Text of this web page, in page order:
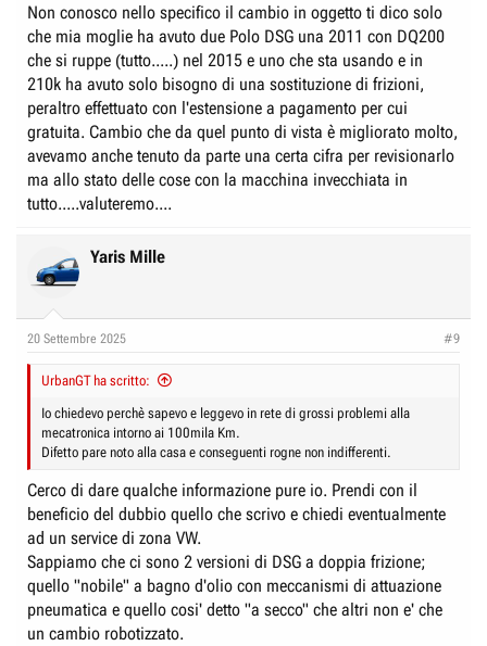
Non conosco nello specifico il cambio in oggetto ti dico solo
che mia moglie ha avuto due Polo DSG una 2011 con DQ200
che si ruppe (tutto.....) nel 2015 e uno che sta usando e in
210k ha avuto solo bisogno di una sostituzione di frizioni,
peraltro effettuato con l'estensione a pagamento per cui
gratuita. Cambio che da quel punto di vista è migliorato molto,
avevamo anche tenuto da parte una certa cifra per revisionarlo
ma allo stato delle cose con la macchina invecchiata in
tutto.....valuteremo....
Yaris Mille
20 Settembre 2025 #9
UrbanGT ha scritto:
Io chiedevo perchè sapevo e leggevo in rete di grossi problemi alla
mecatronica intorno ai 100mila Km.
Difetto pare noto alla casa e conseguenti rogne non indifferenti.
Cerco di dare qualche informazione pure io. Prendi con il
beneficio del dubbio quello che scrivo e chiedi eventualmente
ad un service di zona VW.
Sappiamo che ci sono 2 versioni di DSG a doppia frizione;
quello "nobile" a bagno d'olio con meccanismi di attuazione
pneumatica e quello cosi' detto "a secco" che altri non e' che
un cambio robotizzato.